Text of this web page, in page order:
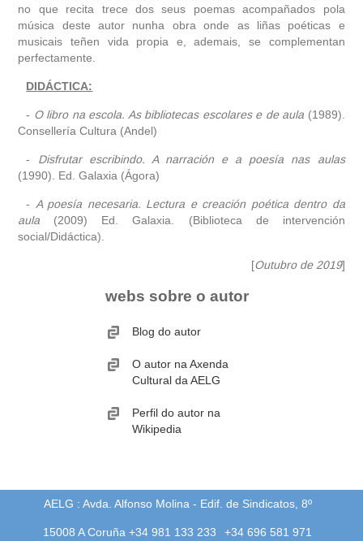
no que recita trece dos seus poemas acompañados pola
música deste autor nunha obra onde as liñas poéticas e
musicais teñen vida propia e, ademais, se complementan
perfectamente.
DIDÁCTICA:
- O libro na escola. As bibliotecas escolares e de aula (1989).
Consellería Cultura (Andel)
- Disfrutar escribindo. A narración e a poesía nas aulas
(1990). Ed. Galaxia (Ágora)
- A poesía necesaria. Lectura e creación poética dentro da
aula (2009) Ed. Galaxia. (Biblioteca de intervención
social/Didáctica).
[Outubro de 2019]
webs sobre o autor
Blog do autor
O autor na Axenda
Cultural da AELG
Perfil do autor na
Wikipedia
AELG : Avda. Alfonso Molina - Edif. de Sindicatos, 8º
15008 A Coruña +34 981 133 233 +34 696 581 971